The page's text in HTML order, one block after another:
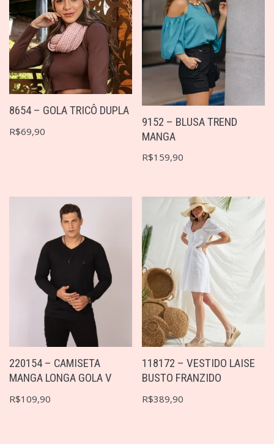
8654 – GOLA TRICÔ DUPLA
R$69,90
9152 – BLUSA TREND
MANGA
R$159,90
220154 – CAMISETA
MANGA LONGA GOLA V
R$109,90
118172 – VESTIDO LAISE
BUSTO FRANZIDO
R$389,90